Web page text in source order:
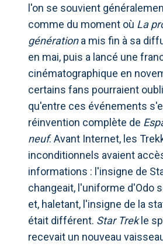
l'on se souvient
comme du moment où La
générationa mis fin à sa
en mai, puis a lancé une
cinématographique en
certains fans pourraient
qu'entre ces événements
réinvention complète de
neuf. Avant Internet, les
inconditionnels avaient
informations : l'insigne de
changeait, l'uniforme d'Odo
et, haletant, l'insigne de la
était différent. Star Trekle
recevait un nouveau